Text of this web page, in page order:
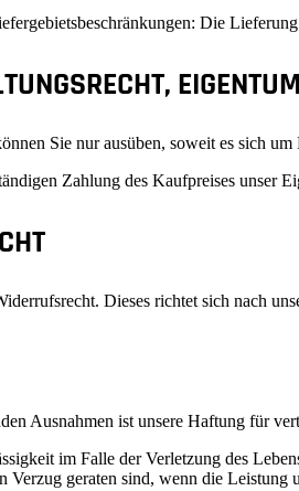
Die
Sie nur ausüben, soweit es sich
Zahlung des Kaufpreises unser
Dieses richtet sich nach
Ausnahmen ist unsere Haftung für
im Falle der Verletzung des
Verzug geraten sind, wenn die